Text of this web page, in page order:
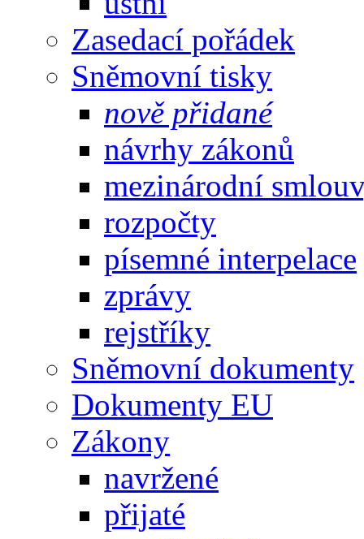
Zasedací pořádek
Sněmovní tisky
nově přidané
návrhy zákonů
mezinárodní
rozpočty
písemné interpelace
zprávy
rejstříky
Sněmovní dokumenty
Dokumenty EU
Zákony
navržené
přijaté